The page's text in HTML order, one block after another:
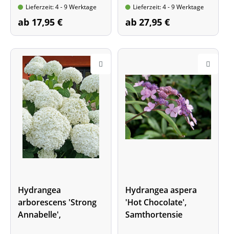
Lieferzeit: 4 - 9 Werktage
ab 17,95 €
Lieferzeit: 4 - 9 Werktage
ab 27,95 €
Hydrangea
arborescens 'Strong
Annabelle',
Hydrangea aspera
'Hot Chocolate',
Samthortensie